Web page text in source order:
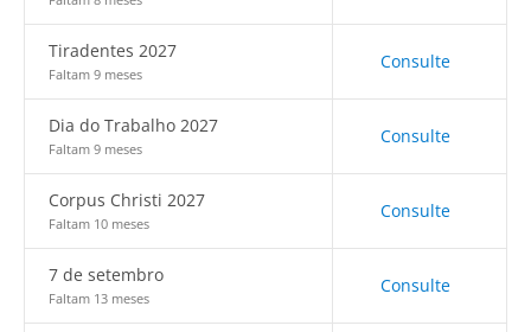
Tiradentes 2027
Faltam 9 meses
Consulte
Dia do Trabalho 2027
Faltam 9 meses
Consulte
Corpus Christi 2027
Faltam 10 meses
Consulte
7 de setembro
Faltam 13 meses
Consulte